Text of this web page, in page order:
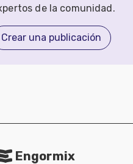
de la comunidad.
Crear una publicación
Engormix